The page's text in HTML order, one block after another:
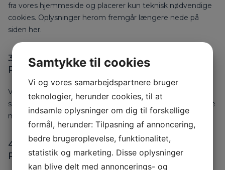
fra vores hjemmeside og placerer kun teknisk nødvendige
cookies. Oplysninger herom fremgår længere nede på
siden her.
3. HVOR KOMMER
PERSONOPLYSNINGERNE FRA?
Vi indhenter oplysningerne hos vore kunder, vore kunders
samarbejdspartnere samt tredjeparter som f.eks. offentlige
myndigheder og kreditgivere.
4. VIDEREGIVELSE AF
PERSONOPLYSNINGER
Samtykke til cookies
Vi og vores samarbejdspartnere bruger
teknologier, herunder cookies, til at
indsamle oplysninger om dig til forskellige
formål, herunder: Tilpasning af annoncering,
bedre brugeroplevelse, funktionalitet,
statistik og marketing. Disse oplysninger
kan blive delt med annoncerings- og